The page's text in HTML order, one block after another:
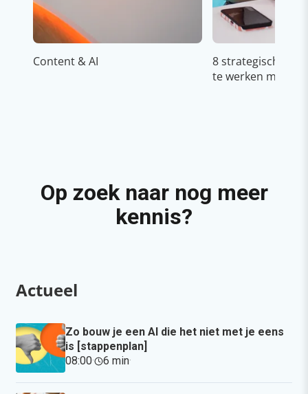
Content & AI
8 strategische
te werken met
Op zoek naar nog meer
kennis?
Actueel
Zo bouw je een AI die het niet met je eens
is [stappenplan]
08:00· 6 min·